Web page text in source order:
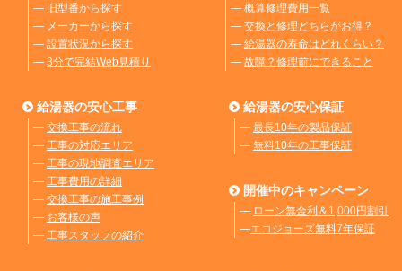
― 旧型番から探す
― メーカーから探す
― 設置状況から探す
― 3分で完結Web見積り
― 概算修理費用一覧
― 交換と修理どちらがお得？
― 給湯器の寿命はどれくらい？
― 故障？修理前にできること
給湯器の安心工事
― 交換工事の流れ
― 工事の対応エリア
― 工事の現地調査エリア
― 工事費用の詳細
― 交換工事の施工事例
― お客様の声
― 工事スタッフの紹介
給湯器の安心保証
― 最長10年の製品保証
― 無料10年の工事保証
開催中のキャンペーン
― ローン無金利＆1,000円割引
―エコジョーズ無料7年保証